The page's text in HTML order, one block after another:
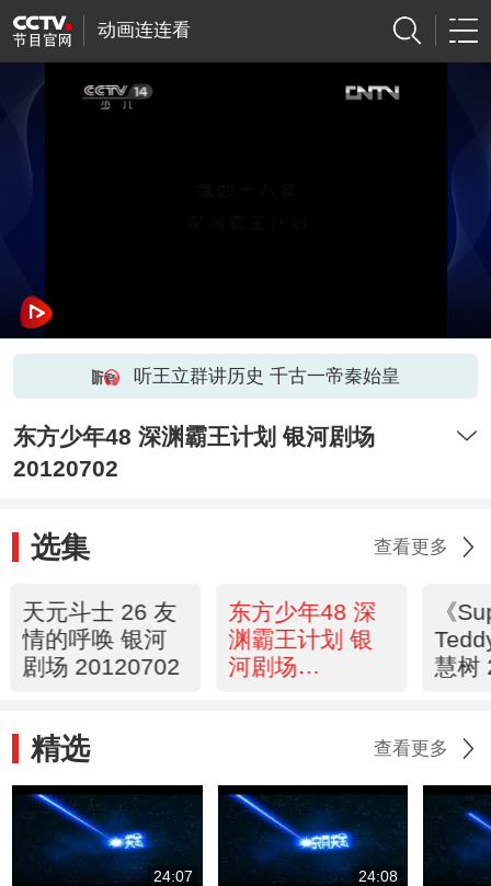
动画连连看
听王立群讲历史 千古一帝秦始皇
东方少年48 深渊霸王计划 银河剧场
20120702
选集 查看更多
天元斗士 26 友
情的呼唤 银河
剧场 20120702
东方少年48 深
渊霸王计划 银
河剧场
《
慧树
精选 查看更多
24:07 24:08